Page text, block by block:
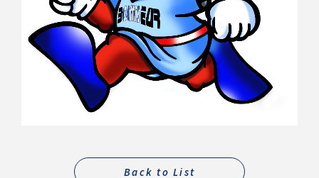
Back to List